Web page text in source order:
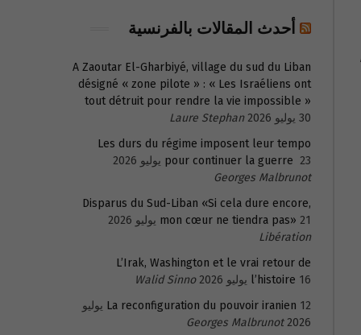
أحدث المقالات بالفرنسية
A Zaoutar El-Gharbiyé, village du sud du Liban
désigné « zone pilote » : « Les Israéliens ont
tout détruit pour rendre la vie impossible »
30 يوليو 2026
Laure Stephan
Les durs du régime imposent leur tempo
pour continuer la guerre 23 يوليو 2026
Georges Malbrunot
Disparus du Sud-Liban «Si cela dure encore,
mon cœur ne tiendra pas» 21 يوليو 2026
Libération
L’Irak, Washington et le vrai retour de
l’histoire 16 يوليو 2026
Walid Sinno
La reconfiguration du pouvoir iranien 12 يوليو
2026
Georges Malbrunot